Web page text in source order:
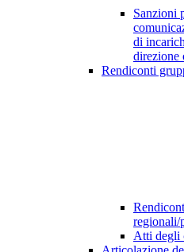
Sanzioni
di
direzione
Rendiconti
regionali/
Atti degli